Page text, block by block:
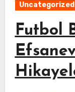
Uncategorized
Futbol